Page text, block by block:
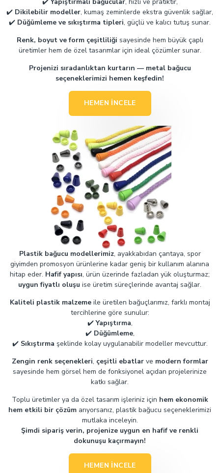
✔️ Dikilebilir modeller, kumaş zeminlerde ekstra güvenlik sağlar,
✔️ Düğümleme ve sıkıştırma tipleri, güçlü ve kalıcı tutuş sunar.
Renk, boyut ve form çeşitliliği sayesinde hem büyük çaplı
üretimler hem de özel tasarımlar için ideal çözümler sunar.
Projenizi sıradanlıktan kurtarın — metal bağucu
seçeneklerimizi hemen keşfedin!
HEMEN İNCELE
Plastik bağucu modellerimiz, ayakkabıdan çantaya, spor
giyimden promosyon ürünlerine kadar geniş bir kullanım alanına
hitap eder. Hafif yapısı, ürün üzerinde fazladan yük oluşturmaz;
uygun fiyatlı oluşu ise üretim süreçlerinde avantaj sağlar.
Kaliteli plastik malzemeile üretilen bağuçlarımız, farklı montaj
tercihlerine göre sunulur:
✔️Yapıştırma,
✔️ Düğümleme,
✔️ Sıkıştırma şeklinde kolay uygulanabilir modeller mevcuttur.
Zengin renk seçenekleri, çeşitli ebatlarve modern formlar
sayesinde hem görsel hem de fonksiyonel açıdan projelerinize
katkı sağlar.
Toplu üretimler ya da özel tasarım işleriniz için hem ekonomik
hem etkili bir çözüm arıyorsanız, plastik bağucu seçeneklerimizi
mutlaka inceleyin.
Şimdi sipariş verin, projenize uygun en hafif ve renkli
dokunuşu kaçırmayın!
HEMEN İNCELE